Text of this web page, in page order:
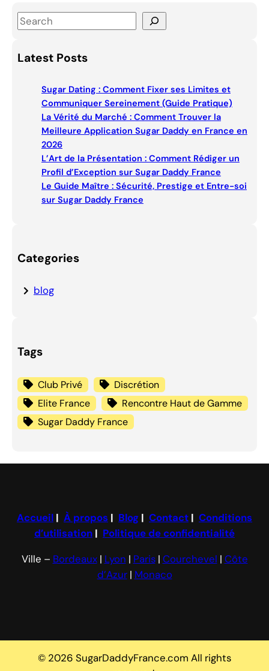
S
a
r
Latest Posts
Sugar Dating : Comment Fixer ses Limites et
Communiquer Sereinement (Guide Pratique)
La Vérité du Marché : Comment Trouver la
Meilleure Application Sugar Daddy en France en
2026
L’Art de la Présentation : Comment Rédiger un
Profil d’Exception sur Sugar Daddy France
Le Guide Maître : Sécurité, Prestige et Entre-soi
sur Sugar Daddy France
Categories
blog
Tags
Club Privé
Discrétion
Elite France
Rencontre Haut de Gamme
Sugar Daddy France
Accueil | À propos | Blog | Contact | Conditions
d’utilisation | Politique de confidentialité
Ville – Bordeaux| Lyon | Paris| Courchevel | Côte
d’Azur| Monaco
© 2026 SugarDaddyFrance.com All rights